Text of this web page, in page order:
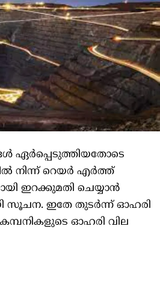
ഏര്‍പ്പെടുത്തിയതോടെ
നിന്ന് റെയര്‍ എര്‍ത്ത്
ഇറക്കുമതി ചെയ്യാന്‍
സൂചന. ഇതേ തുടര്‍ന്ന് ഓഹരി
ഓഹരി വില